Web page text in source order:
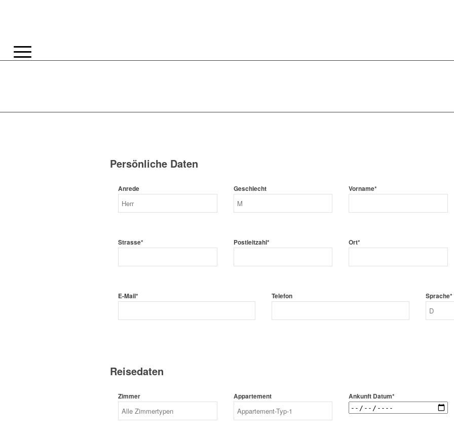
Persönliche Daten
Anrede Geschlecht Vorname*
Strasse* Postleitzahl* Ort*
E-Mail* Telefon Sprache*
Reisedaten
Zimmer Appartement Ankunft Datum*